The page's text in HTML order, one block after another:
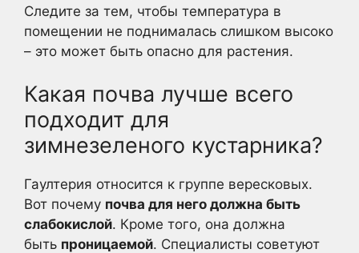
Следите за тем, чтобы температура в
помещении не поднималась слишком высоко
– это может быть опасно для растения.
Какая почва лучше всего
подходит для
зимнезеленого кустарника?
Гаултерия относится к группе вересковых.
Вот почему почва для него должна быть
слабокислой. Кроме того, она должна
быть проницаемой. Специалисты советуют